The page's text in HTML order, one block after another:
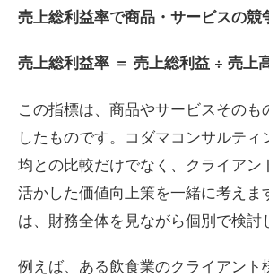
売上総利益率で商品・サービスの競
売上総利益率 ＝ 売上総利益 ÷ 売上
この指標は、商品やサービスその
したものです。コダマコンサルテ
均との比較だけでなく、クライアン
活かした価値向上策を一緒に考えま
は、財務全体を見ながら個別で検討
例えば、ある飲食業のクライアント